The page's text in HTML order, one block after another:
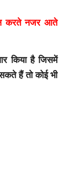
करते नजर आते
किया है जिसमें
हैं तो कोई भी